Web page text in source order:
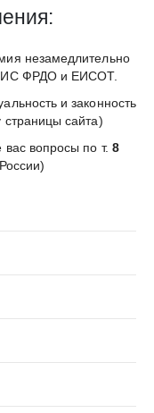
незамедлительно
ФИС ФРДО и ЕИСОТ.
и законность
страницы сайта)
вопросы по т. 8